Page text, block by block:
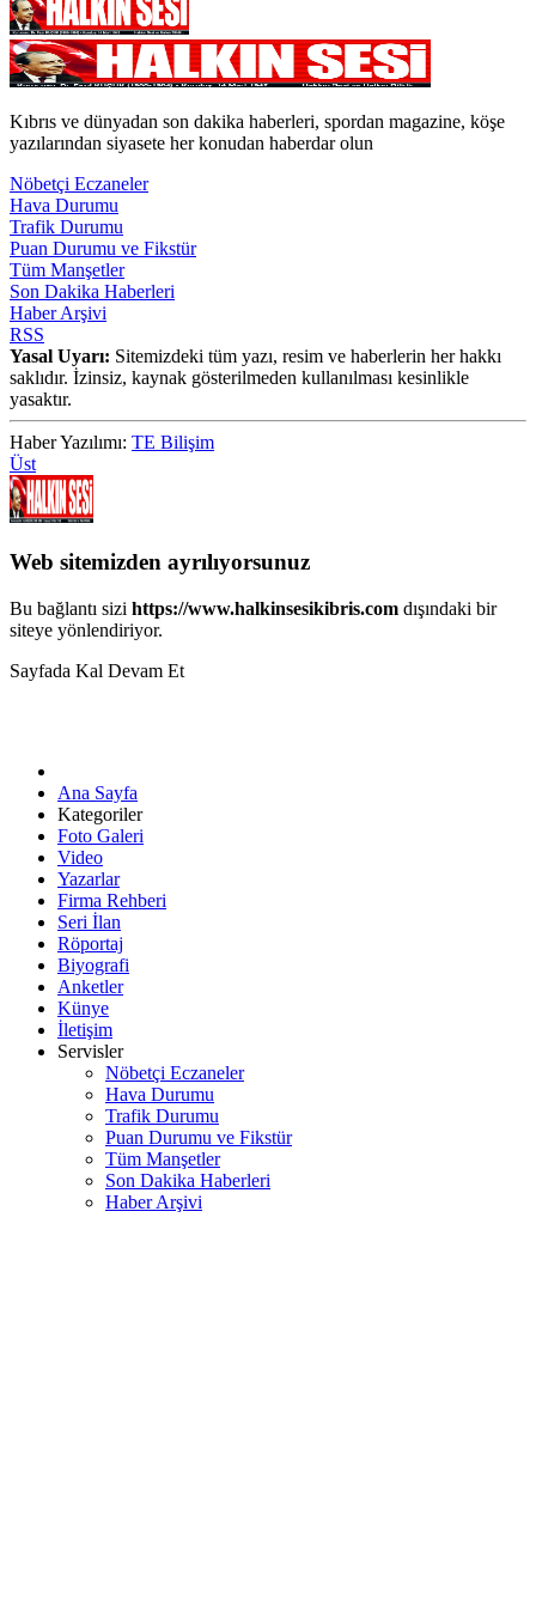
Kıbrıs ve dünyadan son dakika haberleri, spordan magazine, köşe
yazılarından siyasete her konudan haberdar olun
Nöbetçi Eczaneler
Hava Durumu
Trafik Durumu
Puan Durumu ve Fikstür
Tüm Manşetler
Son Dakika Haberleri
Haber Arşivi
RSS
Yasal Uyarı: Sitemizdeki tüm yazı, resim ve haberlerin her hakkı
saklıdır. İzinsiz, kaynak gösterilmeden kullanılması kesinlikle
yasaktır.
Haber Yazılımı: TE Bilişim
Üst
Web sitemizden ayrılıyorsunuz
Bu bağlantı sizi https://www.halkinsesikibris.com dışındaki bir
siteye yönlendiriyor.
Sayfada Kal Devam Et
Ana Sayfa
Kategoriler
Foto Galeri
Video
Yazarlar
Firma Rehberi
Seri İlan
Röportaj
Biyografi
Anketler
Künye
İletişim
Servisler
Nöbetçi Eczaneler
Hava Durumu
Trafik Durumu
Puan Durumu ve Fikstür
Tüm Manşetler
Son Dakika Haberleri
Haber Arşivi